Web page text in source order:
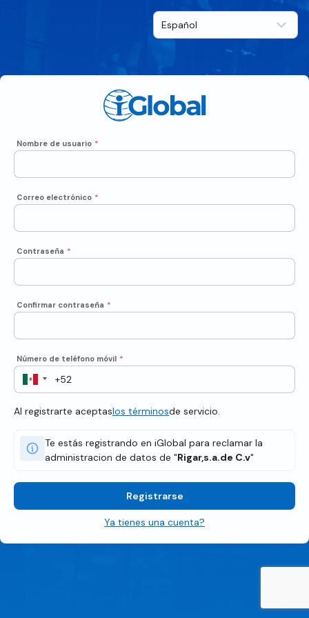
Nombre de usuario *
Correo electrónico *
Contraseña *
Confirmar contraseña *
Número de teléfono móvil *
Al registrarte aceptaslos términosde servicio.
Te estás registrando en iGlobal para reclamar la
administracion de datos de "Rigar,s.a.de C.v"
Registrarse
Ya tienes una cuenta?